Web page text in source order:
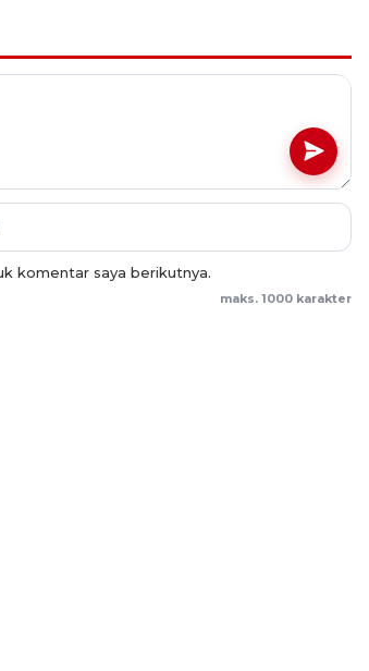
komentar saya berikutnya.
maks. 1000 karakter